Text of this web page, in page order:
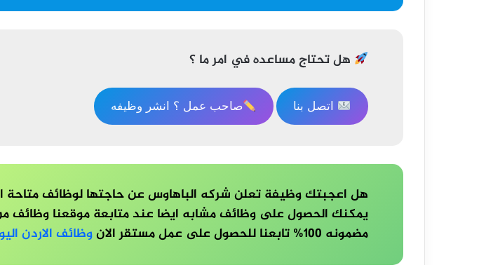
هل تحتاج مساعده في امر ما ؟
اتصل بنا صاحب عمل ؟ انشر وظيفه
هل اعجبتك وظيفة تعلن شركه الباهاوس عن حاجتها لوظائف متاحة
يمكنك الحصول على وظائف مشابه ايضا عند متابعة موقعنا وظائف
مضمونه 100% تابعنا للحصول على عمل مستقر الان
وظائف الاردن